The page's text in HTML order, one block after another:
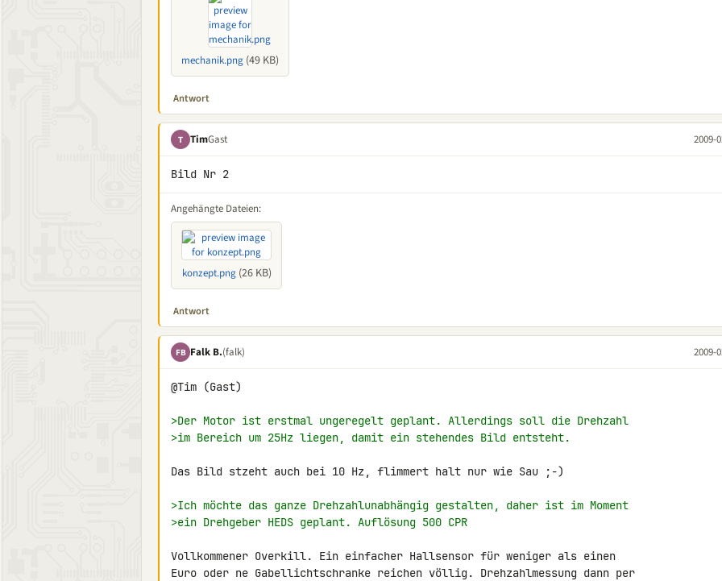
mechanik.png (49 KB)
Antwort
T TimGast 2009-
Bild Nr 2
Angehängte Dateien:
konzept.png(26 KB)
Antwort
FB Falk B.(falk) 2009-
@Tim (Gast)
>Der Motor ist erstmal ungeregelt geplant. Allerdings soll die Drehzahl
>im Bereich um 25Hz liegen, damit ein stehendes Bild entsteht.
Das Bild stzeht auch bei 10 Hz, flimmert halt nur wie Sau ;-)
>Ich möchte das ganze Drehzahlunabhängig gestalten, daher ist im Moment
>ein Drehgeber HEDS geplant. Auflösung 500 CPR
Vollkommener Overkill. Ein einfacher Hallsensor für weniger als einen
Euro oder ne Gabellichtschranke reichen völlig. Drehzahlmessung dann per